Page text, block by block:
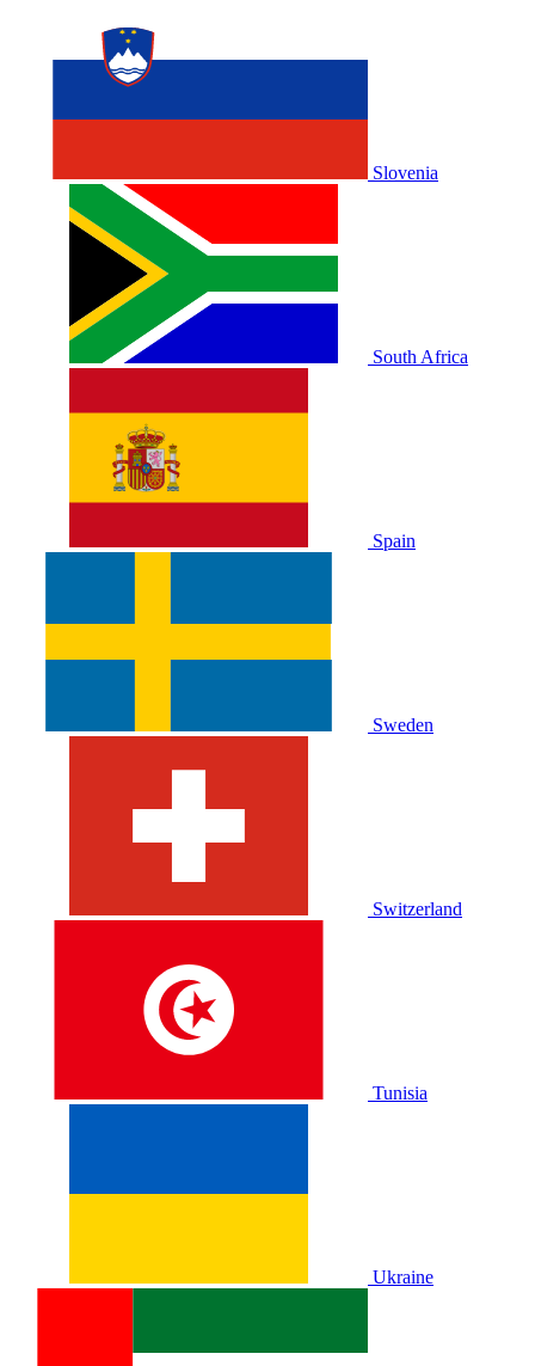
Slovenia
South Africa
Spain
Sweden
Switzerland
Tunisia
Ukraine